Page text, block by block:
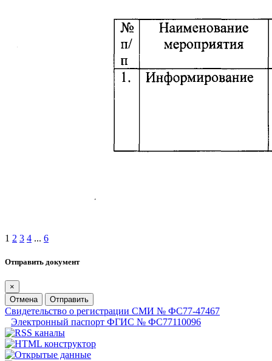
1 2 3 4 ... 6
Отправить документ
×
Отмена
Отправить
Свидетельство о регистрации СМИ № ФС77-47467
Электронный паспорт ФГИС № ФС77110096